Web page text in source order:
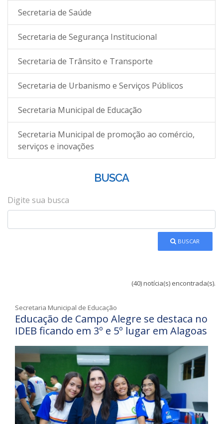
Secretaria de Saúde
Secretaria de Segurança Institucional
Secretaria de Trânsito e Transporte
Secretaria de Urbanismo e Serviços Públicos
Secretaria Municipal de Educação
Secretaria Municipal de promoção ao comércio,
serviços e inovações
BUSCA
Digite sua busca
BUSCAR
(40) notícia(s) encontrada(s).
Secretaria Municipal de Educação
Educação de Campo Alegre se destaca no
IDEB ficando em 3º e 5º lugar em Alagoas